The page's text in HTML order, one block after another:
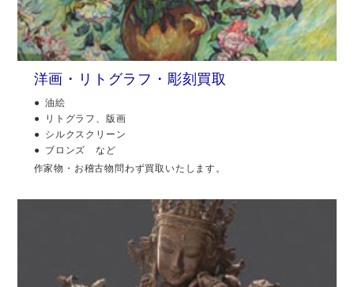
洋画・リトグラフ・彫刻買取
油絵
リトグラフ、版画
シルクスクリーン
ブロンズ など
作家物・お稽古物問わず買取いたします。